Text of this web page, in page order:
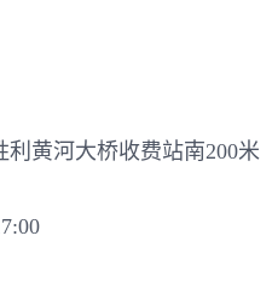
黄河大桥收费站南200米